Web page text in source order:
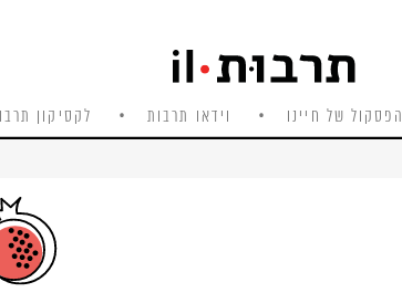
הפסקול של חיינו וידאו תרבות לקסיקון